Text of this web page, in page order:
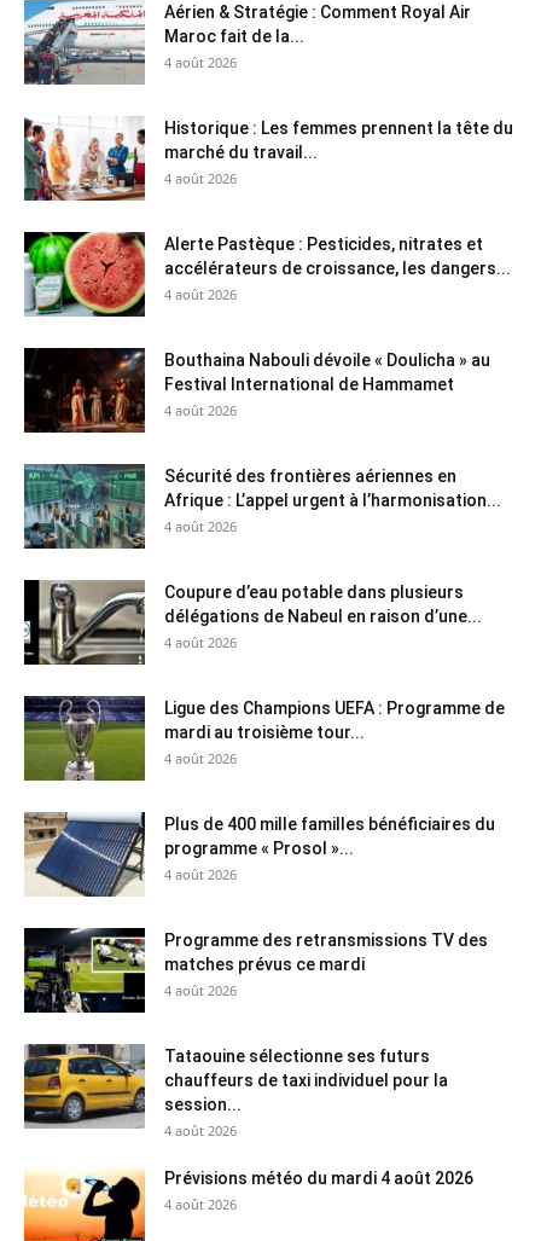
Aérien & Stratégie : Comment Royal Air
Maroc fait de la...
4 août 2026
Historique : Les femmes prennent la tête du
marché du travail...
4 août 2026
Alerte Pastèque : Pesticides, nitrates et
accélérateurs de croissance, les dangers...
4 août 2026
Bouthaina Nabouli dévoile « Doulicha » au
Festival International de Hammamet
4 août 2026
Sécurité des frontières aériennes en
Afrique : L’appel urgent à l’harmonisation...
4 août 2026
Coupure d’eau potable dans plusieurs
délégations de Nabeul en raison d’une...
4 août 2026
Ligue des Champions UEFA : Programme de
mardi au troisième tour...
4 août 2026
Plus de 400 mille familles bénéficiaires du
programme « Prosol »...
4 août 2026
Programme des retransmissions TV des
matches prévus ce mardi
4 août 2026
Tataouine sélectionne ses futurs
chauffeurs de taxi individuel pour la
session...
4 août 2026
Prévisions météo du mardi 4 août 2026
4 août 2026